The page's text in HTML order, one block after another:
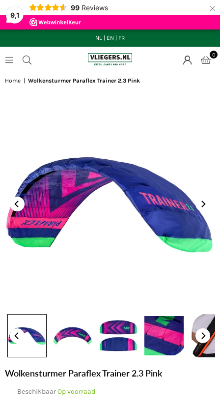
9,1
99 Reviews ×
NL EN FR
0
Home Wolkensturmer Paraflex Trainer 2.3 Pink
Wolkensturmer Paraflex Trainer 2.3 Pink
BeschikbaarOp voorraad